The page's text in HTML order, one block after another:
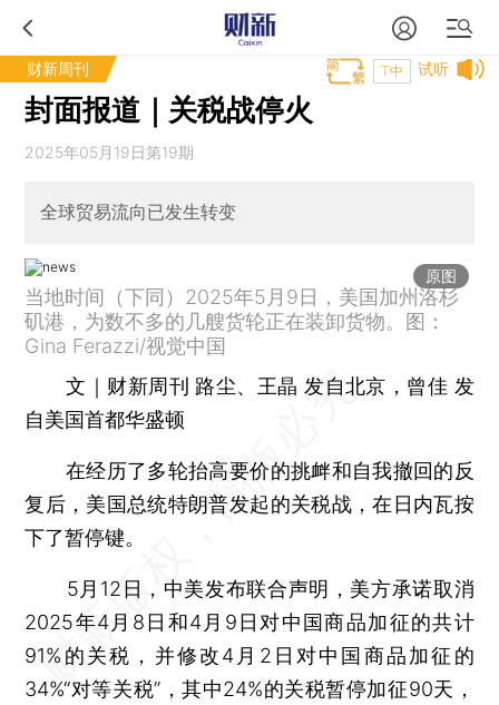
财新周刊 试听
T中
封面报道｜关税战停火
2025年05月19日第19期
全球贸易流向已发生转变
原图
当地时间（下同）2025年5月9日，美国加州洛杉
矶港，为数不多的几艘货轮正在装卸货物。图：
Gina Ferazzi/视觉中国
文｜财新周刊 路尘、王晶 发自北京，曾佳 发
自美国首都华盛顿
在经历了多轮抬高要价的挑衅和自我撤回的反
复后，美国总统特朗普发起的关税战，在日内瓦按
下了暂停键。
5月12日，中美发布联合声明，美方承诺取消
2025年4月8日和4月9日对中国商品加征的共计
91%的关税，并修改4月2日对中国商品加征的
34%“对等关税”，其中24%的关税暂停加征90天，